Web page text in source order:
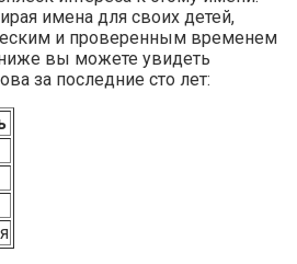
имена для своих детей,
и проверенным временем
вы можете увидеть
за последние сто лет: